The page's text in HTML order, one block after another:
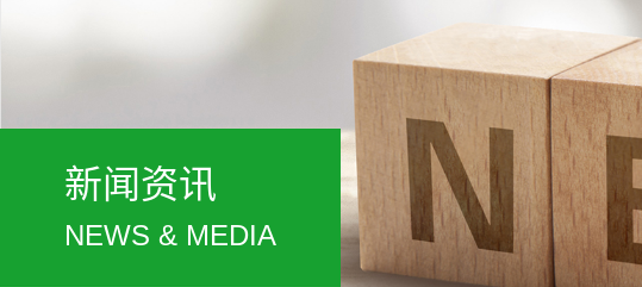
新闻资讯
NEWS & MEDIA